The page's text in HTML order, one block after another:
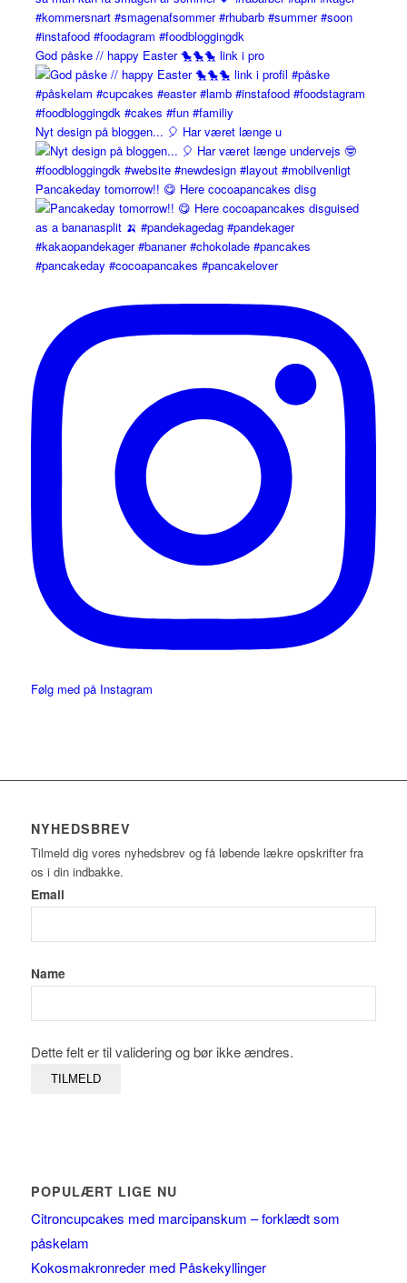
God påske // happy Easter 🐤🐤🐤 link i pro
Nyt design på bloggen... 🎈 Har været længe u
Pancakeday tomorrow!! 😋 Here cocoapancakes disg
Følg med på Instagram
NYHEDSBREV
Tilmeld dig vores nyhedsbrev og få løbende lækre opskrifter fra
os i din indbakke.
Email
Name
Dette felt er til validering og bør ikke ændres.
POPULÆRT LIGE NU
Citroncupcakes med marcipanskum – forklædt som
påskelam
Kokosmakronreder med Påskekyllinger